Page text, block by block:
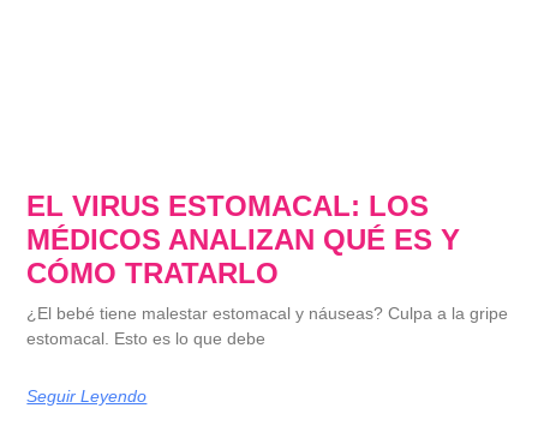
EL VIRUS ESTOMACAL: LOS
MÉDICOS ANALIZAN QUÉ ES Y
CÓMO TRATARLO
¿El bebé tiene malestar estomacal y náuseas? Culpa a la gripe
estomacal. Esto es lo que debe
Seguir Leyendo